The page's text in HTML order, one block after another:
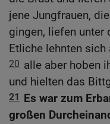
jene Jungfrauen,
gingen, liefen unter
Etliche lehnten sich
20 alle aber hoben
und hielten das
21
Es war zum
großen